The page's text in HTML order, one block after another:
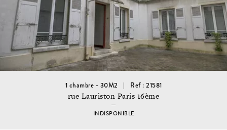
1 chambre - 30M2 Ref : 21581
rue Lauriston Paris 16ème
INDISPONIBLE